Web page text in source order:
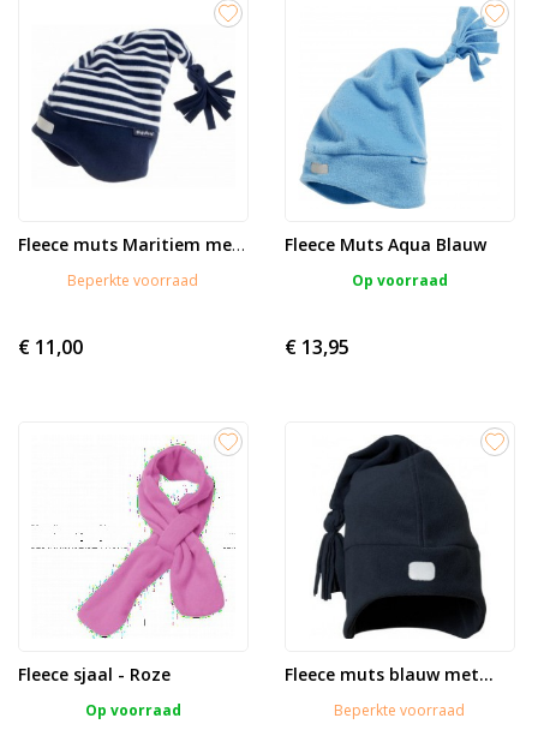
Fleece muts Maritiem met...
Beperkte voorraad
€ 11,00
Fleece Muts Aqua Blauw
Op voorraad
€ 13,95
Fleece sjaal - Roze
Op voorraad
Fleece muts blauw met...
Beperkte voorraad